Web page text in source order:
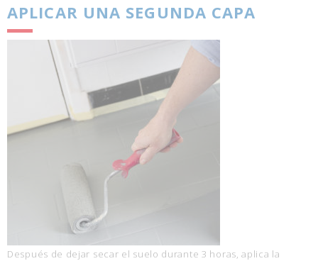
APLICAR UNA SEGUNDA CAPA
Después de dejar secar el suelo durante 3 horas, aplica la